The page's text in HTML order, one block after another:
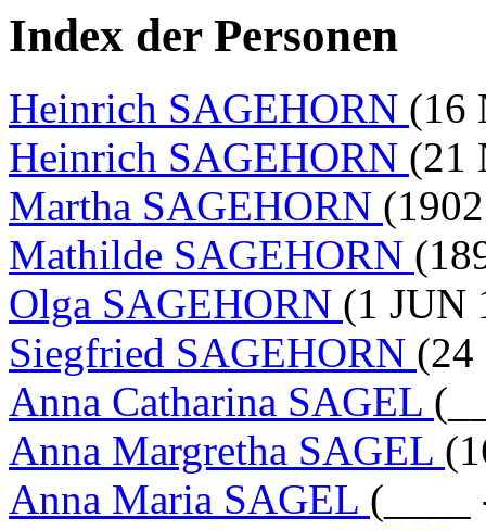
Index der Personen
Heinrich SAGEHORN (16
Heinrich SAGEHORN (21
Martha SAGEHORN
Mathilde SAGEHORN
Olga SAGEHORN (1 JUN
Siegfried SAGEHORN (24
Anna Catharina SAGEL
Anna Margretha SAGEL
Anna Maria SAGEL (____